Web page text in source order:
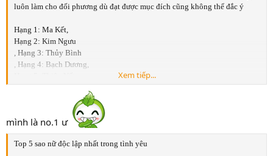
luôn làm cho đối phương dù đạt được mục đích cũng không thể đắc ý
Hạng 1: Ma Kết,
Hạng 2: Kim Ngưu
, Hạng 3: Thủy Bình
, Hạng 4: Bạch Dương,
Xem tiếp...
mình là no.1 ư
Top 5 sao nữ độc lập nhất trong tình yêu